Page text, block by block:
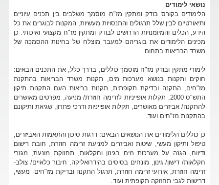
נושאי לימודים
הלימודים בקורס בודק ומתקין מז"ח מוסמך משלבים בין תכנים עיוניים
ותיאורטיים לבין שלל תרגולים והתנסויות מעשיות, המקנות לבוגרים את כל
הידע, הכלים והמיומנויות הדרושים לבודק ומתקין מז"ח מקצועי ואיכותי. כן
מכינים הלימודים את בוגריהם למעבר מוצלח של בחינות ההסמכה של
משרד הבריאות בתחום.
לימודי מתקין ובודק מז"ח מוסמך כוללים, בדרך כלל, את התכנים הבאים:
חוקים ותקנות בנושא מערכות מים, תקנות משרד הבריאות בהתקנת
מז"חים, התקנה ובדיקת תקופתית, תקנות בריאות העם התקנות תיקון
התש"ס 2000, תקלות אופייניות לזרימה חוזרת/ מניעה, מפרטים מאושרים
להתקנה/ אביזרים מאושרים, תקלות אופייניות ודרכי פתרון, שגיאת ותיקונם
בהתקנות מז"חים ועוד.
כן כוללים הלימודים את הנושאים הבאים: דרגות סיכון והתאמות האביזרים,
טיפול ותיקון מעשי, שיטות ואביזרים למניעת זרימה חוזרת, חובת רישום
ודיווח, הגנה על מערכות מים בגינון וחקלאות, תחזוקת מונעת, מגזרי
חקלאות/ דישון/ גינון, מונחים בסיסים בהידרואליקה, חיבור כלאיים/ צולב-
זרימה חוזרת, אירועי זרימה חוזרת, תרגול התקנה ובדיקת מז"חים- מעשי,
דרישות לגבי תחזוקה תקופתית ועוד.